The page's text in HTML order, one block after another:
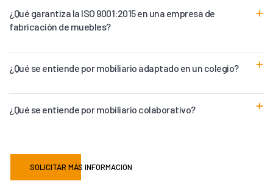
¿Qué garantiza la ISO 9001:2015 en una empresa de
fabricación de muebles?
¿Qué se entiende por mobiliario adaptado en un colegio?
¿Qué se entiende por mobiliario colaborativo?
SOLICITAR MÁS INFORMACIÓN